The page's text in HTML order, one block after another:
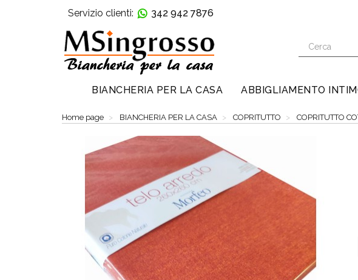
Servizio clienti: 342 942 7876
BIANCHERIA PER LA CASA ABBIGLIAMENTO
Home page BIANCHERIA PER LA CASA COPRITUTTO COPRITUTTO